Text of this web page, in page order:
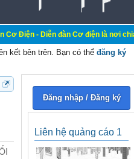
đàn Cơ điện là nơi chia sẽ kiến
kết bên trên. Bạn có thể đăng ký
Đăng nhập / Đăng ký
Liên hệ quảng cáo 1